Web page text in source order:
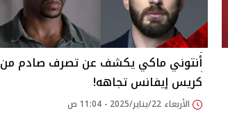
أنتوني ماكي يكشف عن تصرف صادم من
كريس إيفانس تجاهه!
الأربعاء 22/يناير/2025 - 11:04 ص